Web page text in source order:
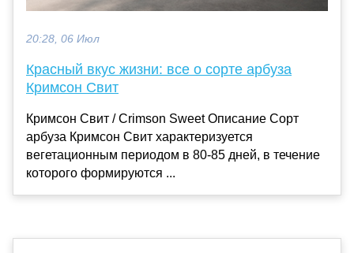
20:28, 06 Июл
Красный вкус жизни: все о сорте арбуза
Кримсон Свит
Кримсон Свит / Crimson Sweet Описание Сорт
арбуза Кримсон Свит характеризуется
вегетационным периодом в 80-85 дней, в течение
которого формируются ...